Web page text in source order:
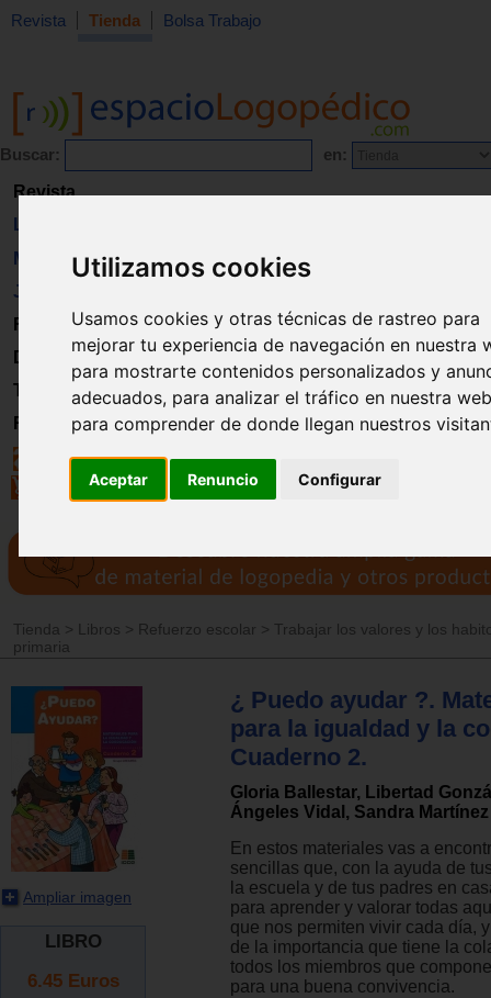
Utilizamos cookies
Usamos cookies y otras técnicas de rastreo para
mejorar tu experiencia de navegación en nuestra
para mostrarte contenidos personalizados y
adecuados, para analizar el tráfico en nuestra
para comprender de donde llegan nuestros
Aceptar Renuncio Configurar
Revista Tienda Bolsa Trabajo
Buscar: en:
Revista
Libros
Material
Juguetes
Formación
Directorio
Trabajo
Registro
Tienda > Libros > Refuerzo escolar > Trabajar los valores y los
primaria
Ampliar imagen
LIBRO
6.45 Euros
¿ Puedo ayudar ?.
para la igualdad y la
Cuaderno 2.
Gloria Ballestar, Libertad
Ángeles Vidal, Sandra Martínez
En estos materiales vas a
sencillas que, con la ayuda de
la escuela y de tus padres en
para aprender y valorar todas
que nos permiten vivir cada día,
de la importancia que tiene la
todos los miembros que
para una buena convivencia.